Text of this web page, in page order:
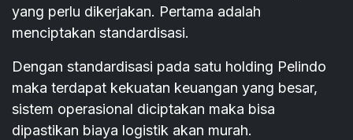
yang perlu dikerjakan. Pertama adalah
menciptakan standardisasi.
Dengan standardisasi pada satu holding Pelindo
maka terdapat kekuatan keuangan yang besar,
sistem operasional diciptakan maka bisa
dipastikan biaya logistik akan murah.